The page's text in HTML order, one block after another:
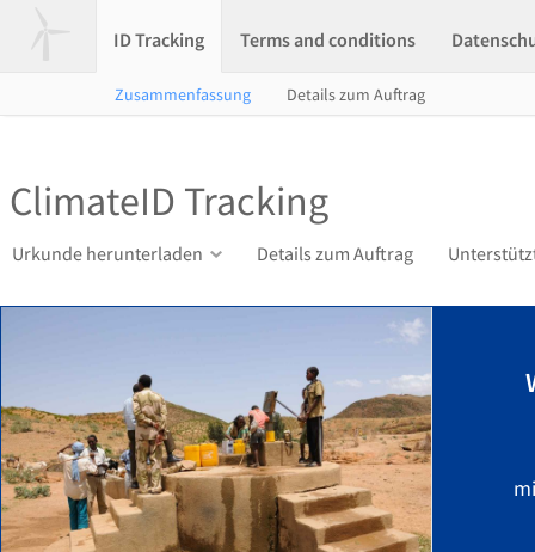
ID Tracking Terms and conditions
Zusammenfassung Details zum Auftrag
ClimateID Tracking
Urkunde herunterladen Details zum Auftrag